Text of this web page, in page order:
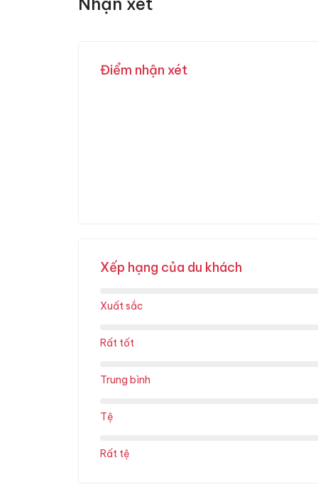
Điểm nhận xét
Xếp hạng của du khách
Xuất sắc
Rất tốt
Trung bình
Tệ
Rất tệ